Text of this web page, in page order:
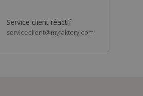
Service client réactif
serviceclient@myfaktory.com